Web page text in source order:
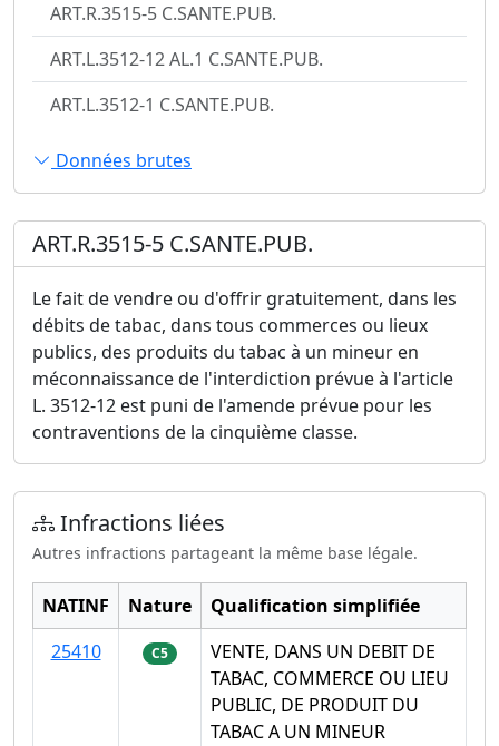
ART.R.3515-5 C.SANTE.PUB.
ART.L.3512-12 AL.1 C.SANTE.PUB.
ART.L.3512-1 C.SANTE.PUB.
Données brutes
ART.R.3515-5 C.SANTE.PUB.
Le fait de vendre ou d'offrir gratuitement, dans les
débits de tabac, dans tous commerces ou lieux
publics, des produits du tabac à un mineur en
méconnaissance de l'interdiction prévue à l'article
L. 3512-12 est puni de l'amende prévue pour les
contraventions de la cinquième classe.
Infractions liées
Autres infractions partageant la même base légale.
NATINF Nature
Qualification simplifiée
25410
C5
VENTE, DANS UN DEBIT DE
TABAC, COMMERCE OU LIEU
PUBLIC, DE PRODUIT DU
TABAC A UN MINEUR